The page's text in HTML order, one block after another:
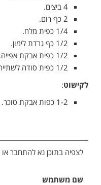
4 ביצים.
2 כף רום.
1/4 כפית מלח.
1/2 כף גרדת לימון.
1/2 כפית אבקת אפייה.
1/2 כפית סודה לשתייה.
לקישוט:
1-2 כפות אבקת סוכר.
לצפיה בתוכן נא להתחבר
שם משתמש